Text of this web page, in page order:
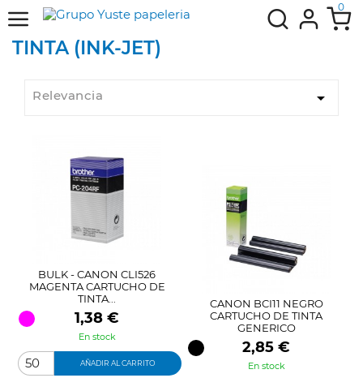
0
TINTA (INK-JET)
Relevancia 
BULK - CANON CLI526
MAGENTA CARTUCHO DE
TINTA...
Precio
1,38 €
En stock
AÑADIR AL CARRITO
CANON BCI11 NEGRO
CARTUCHO DE TINTA
GENERICO
Precio
2,85 €
En stock